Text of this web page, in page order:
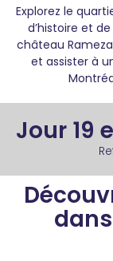
Explorez le
d’histoire et
château
et assister à
Jour 19